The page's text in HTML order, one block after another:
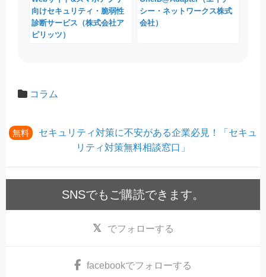
向けセキュリティ・脆弱性
診断サービス（株式会社ア
ピリッツ）
シー・ネットワークス株式
会社）
コラム
無料
セキュリティ対策に不安がある企業必見！「セキュ
リティ対策無料相談窓口」
SNSでもご購読できます。
でフォローする
facebookでフォローする